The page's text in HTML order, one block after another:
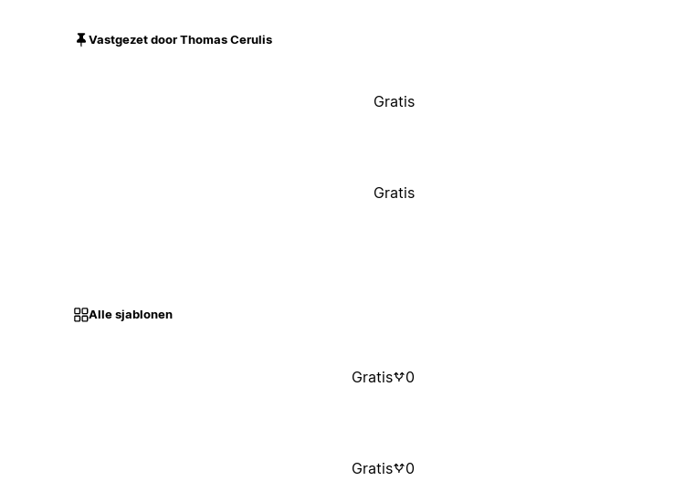
Vastgezet door Thomas Cerulis
Gratis
Gratis
Alle sjablonen
Gratis 0
Gratis 0